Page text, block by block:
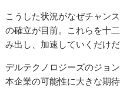
こうした状況がなぜチャン
の確立が目前。これらを十
み出し、加速していくだけだ
デルテクノロジーズのジョ
本企業の可能性に大きな期